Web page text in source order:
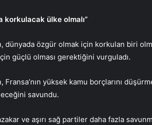
korkulacak ülke olmalı”
dünyada özgür olmak için korkulan biri
güçlü olması gerektiğini vurguladı.
Fransa’nın yüksek kamu borçlarını
savundu.
ve aşırı sağ partiler daha fazla